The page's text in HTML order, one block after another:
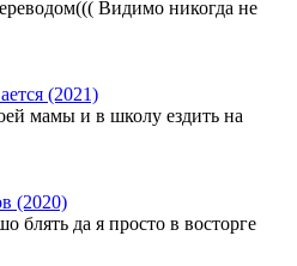
Видимо никогда не
(2021)
мамы и в школу ездить на
(2020)
блять да я просто в восторге